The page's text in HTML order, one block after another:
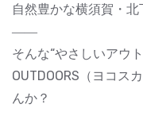
自然豊かな横須賀・
――
そんな“やさしいアウ
OUTDOORS（ヨコス
んか？